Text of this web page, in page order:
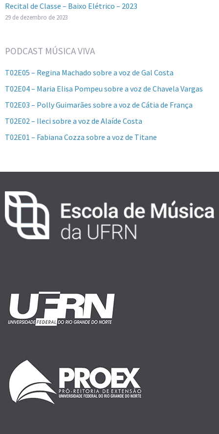
Recital de Classe – Baixo Elétrico – 2023
29 de dezembro de 2023
PODCAST MÚSICA VIVA
T02E05 – Regina Machado sobre a voz de Gal Costa
T02E04 – Maria Elisa Pompeu sobre a voz de Chavela Vargas
T02E03 – Polly Guimarães sobre a voz de Cátia de França
T02E02 – Ileci sobre a voz de Alaíde Costa
T02E01 – Fabiana Cozza sobre a voz de Titane